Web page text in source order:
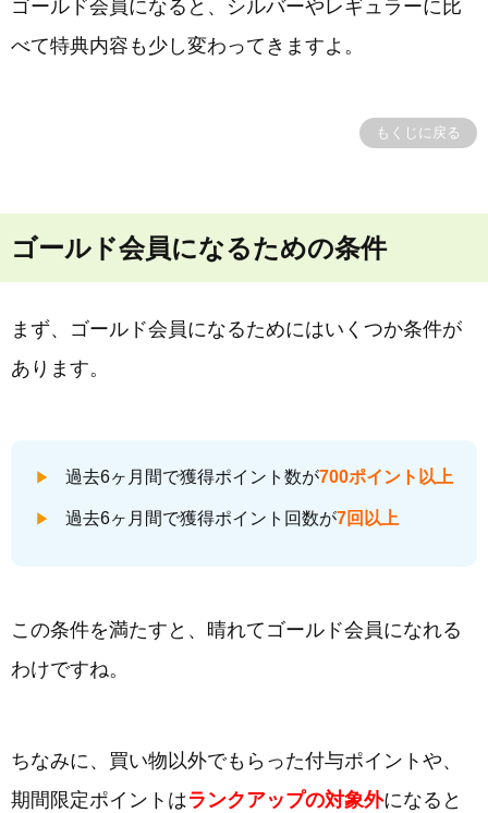
ゴールド会員になると、シルバーやレギュラーに比
べて特典内容も少し変わってきますよ。
もくじに戻る
ゴールド会員になるための条件
まず、ゴールド会員になるためにはいくつか条件が
あります。
過去6ヶ月間で獲得ポイント数が700ポイント以上
過去6ヶ月間で獲得ポイント回数が7回以上
この条件を満たすと、晴れてゴールド会員になれる
わけですね。
ちなみに、買い物以外でもらった付与ポイントや、
期間限定ポイントはランクアップの対象外になると